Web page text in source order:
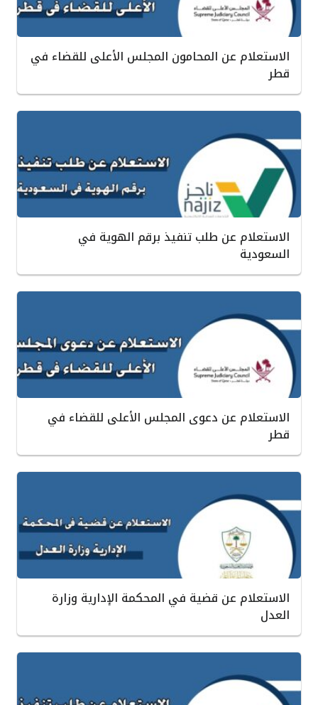
الاستعلام عن المحامون المجلس الأعلى للقضاء في
قطر
الاستعلام عن طلب تنفيذ برقم الهوية في
السعودية
الاستعلام عن دعوى المجلس الأعلى للقضاء في
قطر
الاستعلام عن قضية في المحكمة الإدارية وزارة
العدل